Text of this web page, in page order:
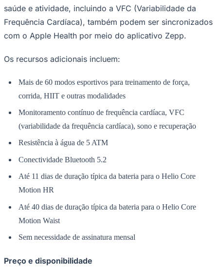
saúde e atividade, incluindo a VFC (Variabilidade da
Frequência Cardíaca), também podem ser sincronizados
com o Apple Health por meio do aplicativo Zepp.
Os recursos adicionais incluem:
Mais de 60 modos esportivos para treinamento de força,
corrida, HIIT e outras modalidades
Monitoramento contínuo de frequência cardíaca, VFC
(variabilidade da frequência cardíaca), sono e recuperação
Resistência à água de 5 ATM
Conectividade Bluetooth 5.2
Até 11 dias de duração típica da bateria para o Helio Core
Motion HR
Até 40 dias de duração típica da bateria para o Helio Core
Motion Waist
Sem necessidade de assinatura mensal
Preço e disponibilidade